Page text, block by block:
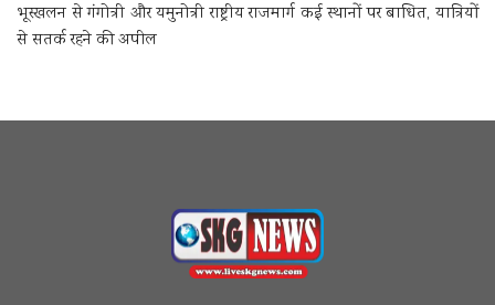
भूस्खलन से गंगोत्री और यमुनोत्री राष्ट्रीय राजमार्ग कई स्थानों पर बाधित, यात्रियों
से सतर्क रहने की अपील